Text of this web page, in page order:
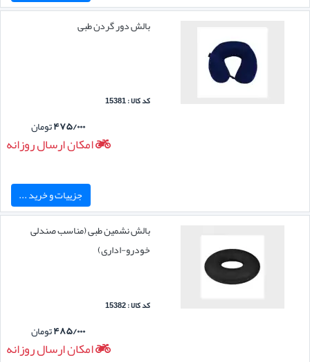
بالش دور گردن طبی
کد کالا : 15381
۴۷۵/۰۰۰تومان
امکان ارسال روزانه
جزییات و خرید ...
بالش نشمین طبی (مناسب صندلی
خودرو-اداری)
کد کالا : 15382
۴۸۵/۰۰۰تومان
امکان ارسال روزانه